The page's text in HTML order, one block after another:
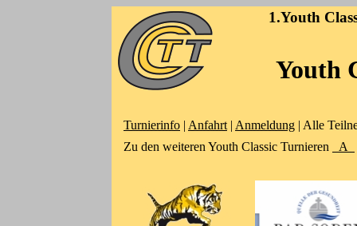
1.Youth
Youth
Turnierinfo | Anfahrt | Anmeldung | Alle
Zu den weiteren Youth Classic Turnieren
A